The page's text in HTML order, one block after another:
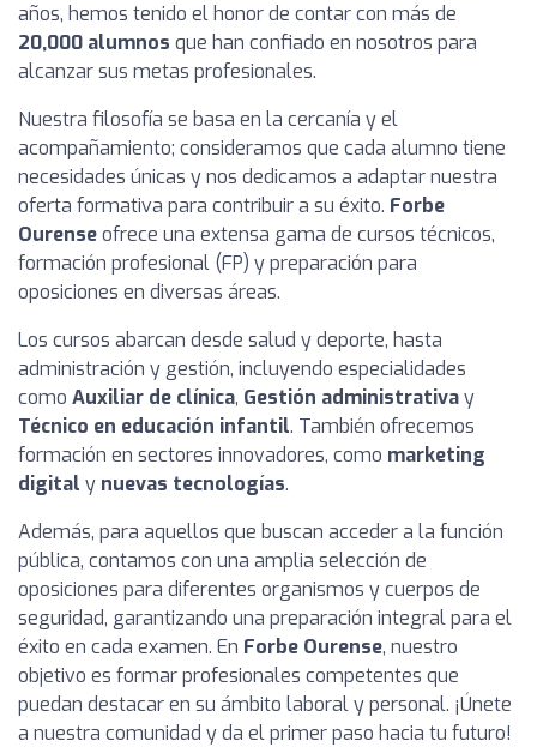
años, hemos tenido el honor de contar con más de
20,000 alumnos que han confiado en nosotros para
alcanzar sus metas profesionales.
Nuestra filosofía se basa en la cercanía y el
acompañamiento; consideramos que cada alumno tiene
necesidades únicas y nos dedicamos a adaptar nuestra
oferta formativa para contribuir a su éxito. Forbe
Ourenseofrece una extensa gama de cursos técnicos,
formación profesional (FP) y preparación para
oposiciones en diversas áreas.
Los cursos abarcan desde salud y deporte, hasta
administración y gestión, incluyendo especialidades
como Auxiliar de clínica, Gestión administrativay
Técnico en educación infantil. También ofrecemos
formación en sectores innovadores, como marketing
digital y nuevas tecnologías.
Además, para aquellos que buscan acceder a la función
pública, contamos con una amplia selección de
oposiciones para diferentes organismos y cuerpos de
seguridad, garantizando una preparación integral para el
éxito en cada examen. En Forbe Ourense, nuestro
objetivo es formar profesionales competentes que
puedan destacar en su ámbito laboral y personal. ¡Únete
a nuestra comunidad y da el primer paso hacia tu futuro!